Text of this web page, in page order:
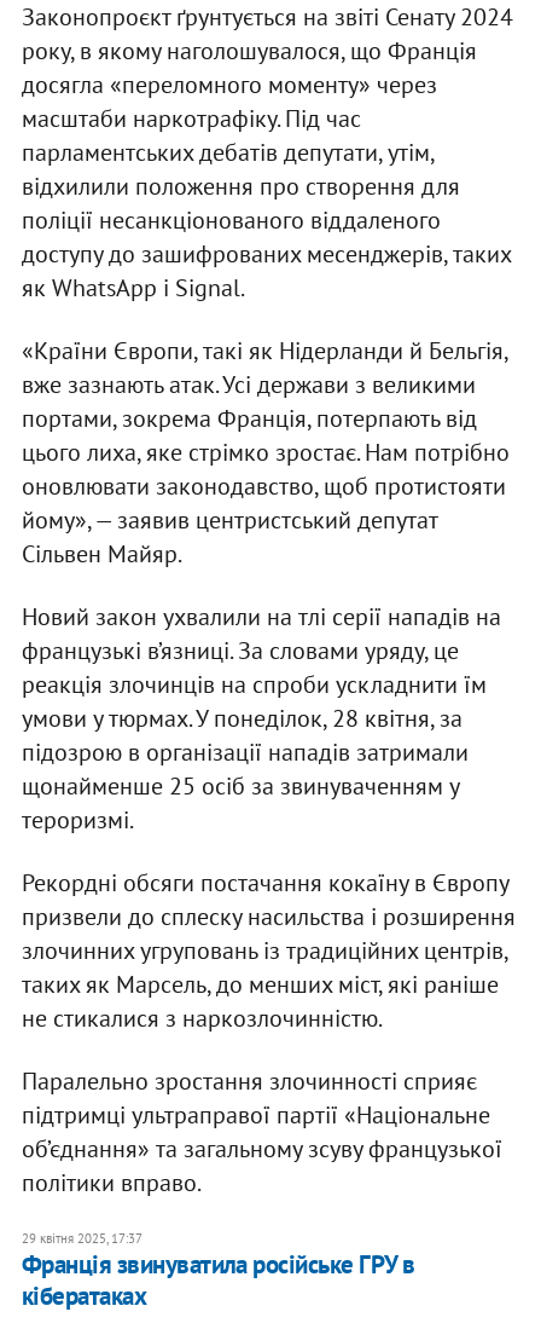
Законопроєкт ґрунтується на звіті Сенату 2024
року, в якому наголошувалося, що Франція
досягла «переломного моменту» через
масштаби наркотрафіку. Під час
парламентських дебатів депутати, утім,
відхилили положення про створення для
поліції несанкціонованого віддаленого
доступу до зашифрованих месенджерів, таких
як WhatsApp і Signal.
«Країни Європи, такі як Нідерланди й Бельгія,
вже зазнають атак. Усі держави з великими
портами, зокрема Франція, потерпають від
цього лиха, яке стрімко зростає. Нам потрібно
оновлювати законодавство, щоб протистояти
йому», — заявив центристський депутат
Сільвен Майяр.
Новий закон ухвалили на тлі серії нападів на
французькі в’язниці. За словами уряду, це
реакція злочинців на спроби ускладнити їм
умови у тюрмах. У понеділок, 28 квітня, за
підозрою в організації нападів затримали
щонайменше 25 осіб за звинуваченням у
тероризмі.
Рекордні обсяги постачання кокаїну в Європу
призвели до сплеску насильства і розширення
злочинних угруповань із традиційних центрів,
таких як Марсель, до менших міст, які раніше
не стикалися з наркозлочинністю.
Паралельно зростання злочинності сприяє
підтримці ультраправої партії «Національне
об’єднання» та загальному зсуву французької
політики вправо.
29 квітня 2025, 17:37
Франція звинуватила російське ГРУ в
кібератаках